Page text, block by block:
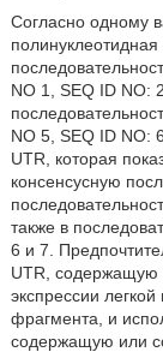
Согласно одному
NO 1, SEQ ID NO:
NO 5, SEQ ID NO:
UTR, которая
консенсусную
также в
6 и 7.
UTR, содержащую
экспрессии
фрагмента, и
содержащую или